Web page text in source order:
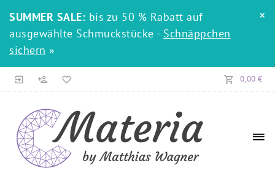
SUMMER SALE: bis zu 50 % Rabatt auf
ausgewählte Schmuckstücke - Schnäppchen
sichern »
×
0,00 €